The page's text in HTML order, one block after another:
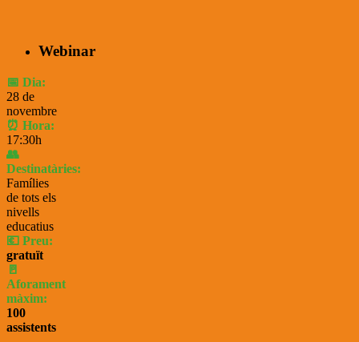
Webinar
📅 Dia:
28 de
novembre
⏰ Hora:
17:30h
👥
Destinatàries:
Famílies
de tots els
nivells
educatius
💶 Preu:
gratuït
🚪
Aforament
màxim:
100
assistents